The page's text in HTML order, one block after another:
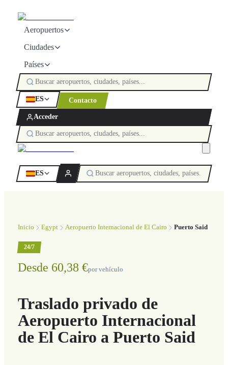
Aeropuertos
Ciudades
Países
ES Contacto
Acceder
ES
Inicio Egypt Aeropuerto Internacional de El Cairo Puerto Said
24/7
Desde 60,38 €por vehículo
Traslado privado de
Aeropuerto Internacional
de El Cairo a Puerto Said